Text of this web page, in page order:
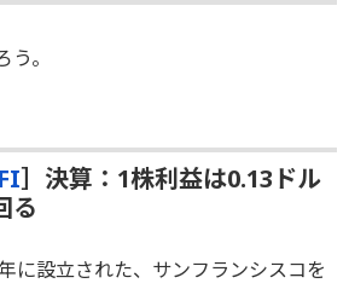
。
］決算：1株利益は0.13ドル
る
に設立された、サンフランシスコを